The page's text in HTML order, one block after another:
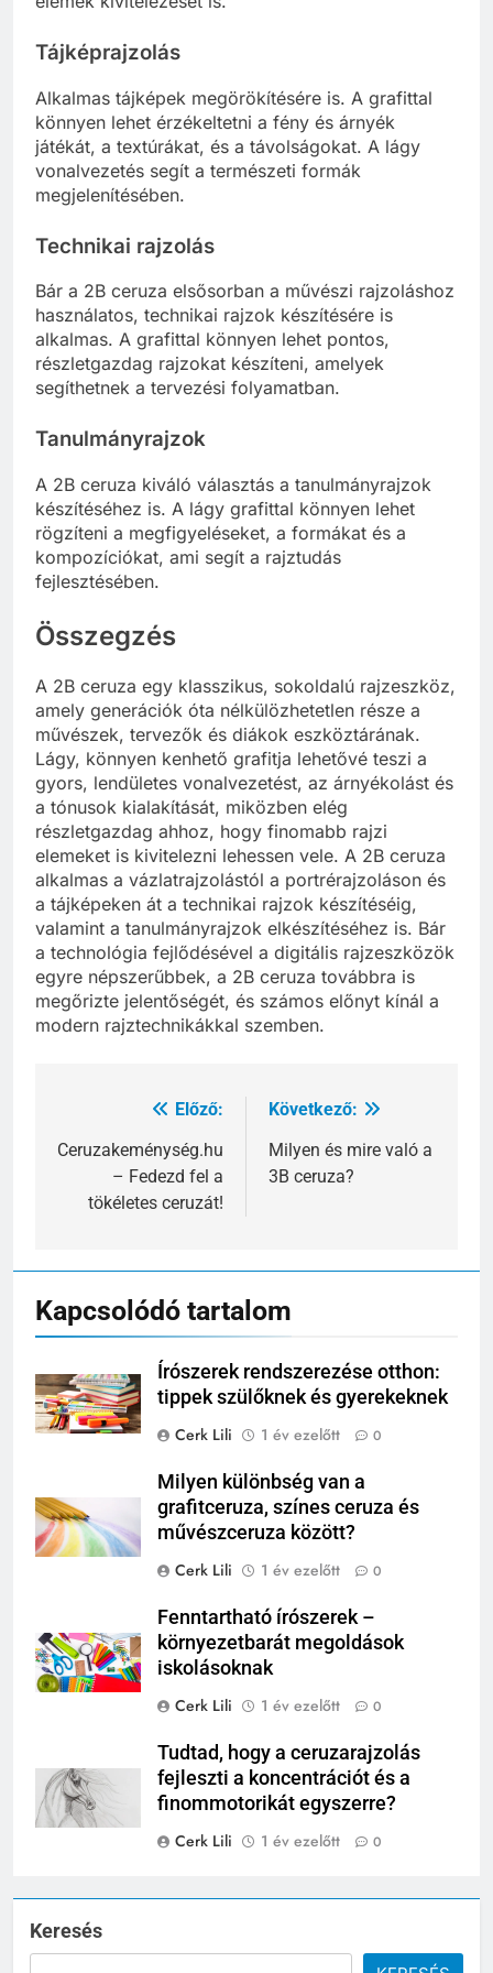
Tájképrajzolás
Alkalmas tájképek megörökítésére is. A grafittal
könnyen lehet érzékeltetni a fény és árnyék
játékát, a textúrákat, és a távolságokat. A lágy
vonalvezetés segít a természeti formák
megjelenítésében.
Technikai rajzolás
Bár a 2B ceruza elsősorban a művészi rajzoláshoz
használatos, technikai rajzok készítésére is
alkalmas. A grafittal könnyen lehet pontos,
részletgazdag rajzokat készíteni, amelyek
segíthetnek a tervezési folyamatban.
Tanulmányrajzok
A 2B ceruza kiváló választás a tanulmányrajzok
készítéséhez is. A lágy grafittal könnyen lehet
rögzíteni a megfigyeléseket, a formákat és a
kompozíciókat, ami segít a rajztudás
fejlesztésében.
Összegzés
A 2B ceruza egy klasszikus, sokoldalú rajzeszköz,
amely generációk óta nélkülözhetetlen része a
művészek, tervezők és diákok eszköztárának.
Lágy, könnyen kenhető grafitja lehetővé teszi a
gyors, lendületes vonalvezetést, az árnyékolást és
a tónusok kialakítását, miközben elég
részletgazdag ahhoz, hogy finomabb rajzi
elemeket is kivitelezni lehessen vele. A 2B ceruza
alkalmas a vázlatrajzolástól a portrérajzoláson és
a tájképeken át a technikai rajzok készítéséig,
valamint a tanulmányrajzok elkészítéséhez is. Bár
a technológia fejlődésével a digitális rajzeszközök
egyre népszerűbbek, a 2B ceruza továbbra is
megőrizte jelentőségét, és számos előnyt kínál a
modern rajztechnikákkal szemben.
Bejegyzés
navigáció
Előző:
Ceruzakeménység.hu
– Fedezd fel a
tökéletes ceruzát!
Következő:
Milyen és mire való a
3B ceruza?
Kapcsolódó tartalom
Írószerek rendszerezése otthon:
tippek szülőknek és gyerekeknek
Cerk Lili
1 év ezelőtt 0
Milyen különbség van a
grafitceruza, színes ceruza és
művészceruza között?
Cerk Lili
1 év ezelőtt 0
Fenntartható írószerek –
környezetbarát megoldások
iskolásoknak
Cerk Lili
1 év ezelőtt 0
Tudtad, hogy a ceruzarajzolás
fejleszti a koncentrációt és a
finommotorikát egyszerre?
Cerk Lili
1 év ezelőtt 0
Keresés